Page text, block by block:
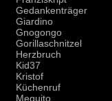
Gedankenträger
Giardino
Gnogongo
Gorillaschnitzel
Herzbruch
Kid37
Kristof
Küchenruf
Mequito